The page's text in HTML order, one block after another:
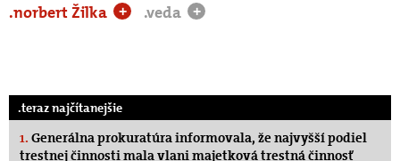
.norbert Žilka
+ .veda +
.teraz najčítanejšie
1. Generálna prokuratúra informovala, že najvyšší podiel
trestnej činnosti mala vlani majetková trestná činnosť